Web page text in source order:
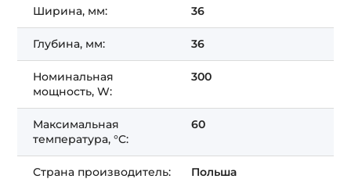
Ширина, мм: 36
Глубина, мм: 36
Номинальная
мощность, W:
300
Максимальная
температура, °C:
60
Страна производитель: Польша